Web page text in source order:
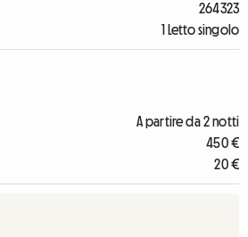
264323
1 Letto singolo
A partire da 2 notti
450 €
20 €